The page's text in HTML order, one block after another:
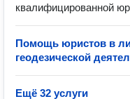
квалифицированной
Помощь юристов в
геодезической
Ещё 32 услуги